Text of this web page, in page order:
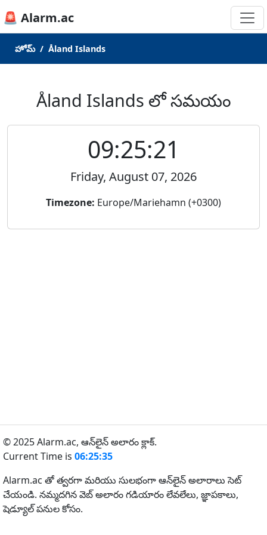
🚨 Alarm.ac
హోమ్ Åland Islands
Åland Islands లో సమయం
09:25:21
Friday, August 07, 2026
Timezone: Europe/Mariehamn (+0300)
© 2025 Alarm.ac, ఆన్‌లైన్ అలారం క్లాక్.
Current Time is 06:25:35
Alarm.ac తో త్వరగా మరియు సులభంగా ఆన్‌లైన్ అలారాలు సెట్
చేయండి. నమ్మదగిన వెబ్ అలారం గడియారం లేవలేలు, జ్ఞాపకాలు,
షెడ్యూల్ పనుల కోసం.